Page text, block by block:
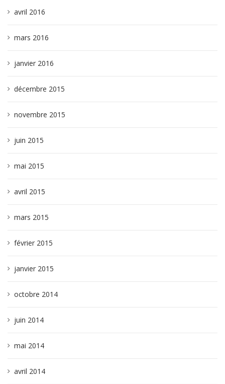
avril 2016
mars 2016
janvier 2016
décembre 2015
novembre 2015
juin 2015
mai 2015
avril 2015
mars 2015
février 2015
janvier 2015
octobre 2014
juin 2014
mai 2014
avril 2014